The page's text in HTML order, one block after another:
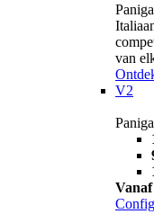
van
V2
Vanaf